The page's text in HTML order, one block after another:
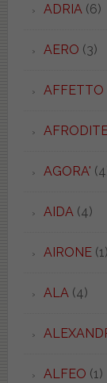
ADRIA (6)
AERO (3)
AFFETTO
AGORA'
AIDA (4)
AIRONE(1)
ALA (4)
ALFEO (1)